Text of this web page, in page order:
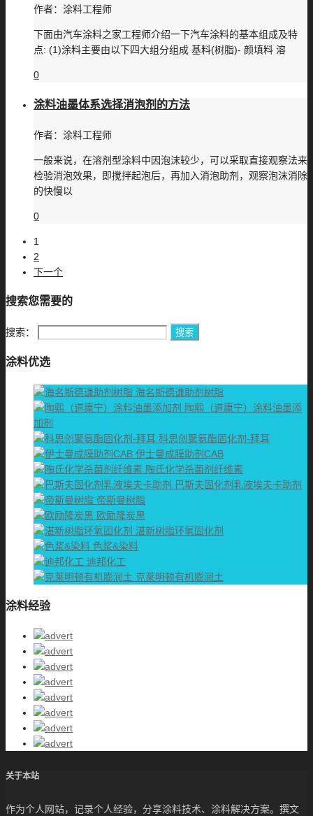
作者： 涂料工程师
下面由汽车涂料之家工程师介绍一下汽车涂料的基本组成及特
点: (1)涂料主要由以下四大组分组成 基料(树脂)- 颜填料 溶
0
涂料油墨体系选择消泡剂的方法
作者： 涂料工程师
一般来说，在溶剂型涂料中因泡沫较少，可以采取直接观察法来
检验消泡效果，即搅拌起泡后，再加入消泡助剂，观察泡沫消除
的快慢以
0
1
2
下一个
搜索您需要的
搜索：
涂料优选
海名斯德谦助剂树脂
陶熙（道康宁）涂料油墨添
加剂
科思创聚氨酯固化剂-拜耳
伊士曼成膜助剂CAB
陶氏化学杀菌剂纤维素
巴斯夫固化剂乳液埃夫卡助剂
帝斯曼树脂
欧励隆炭黑
湛新树脂环氧固化剂
色浆&染料
迪邦化工
克莱明顿有机膨润土
涂料经验
关于本站
作为个人网站，记录个人经验，分享涂料技术、涂料解决方案。撰文